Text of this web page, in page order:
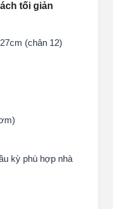
tối giản
(chân 12)
kỳ phù hợp nhà